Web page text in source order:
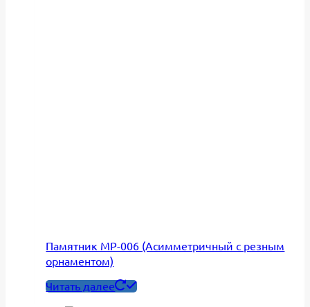
Памятник МР-006 (Асимметричный с резным
орнаментом)
Читать далее